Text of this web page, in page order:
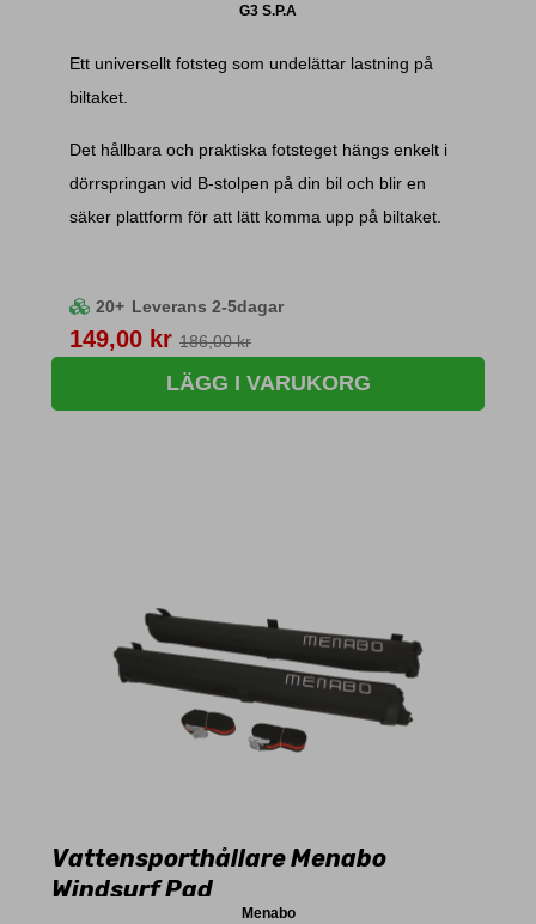
G3 S.P.A
Ett universellt fotsteg som undelättar lastning på
biltaket.
Det hållbara och praktiska fotsteget hängs enkelt i
dörrspringan vid B-stolpen på din bil och blir en
säker plattform för att lätt komma upp på biltaket.
20+ Leverans 2-5dagar
Pris
149,00 kr 186,00 kr
LÄGG I VARUKORG
Vattensporthållare Menabo
Windsurf Pad
Menabo